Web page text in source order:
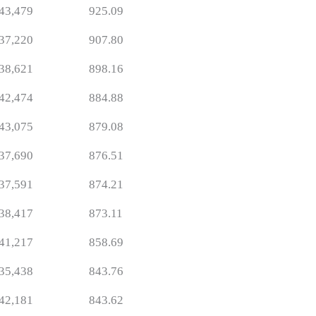
925.09
907.80
898.16
884.88
879.08
876.51
874.21
873.11
858.69
843.76
843.62